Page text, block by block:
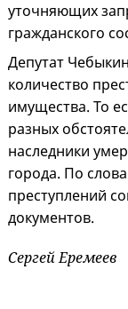
уточняющих
гражданского
Депутат
количество
имущества. То
разных
наследники
города. По
преступлений
документов.
Сергей Еремеев